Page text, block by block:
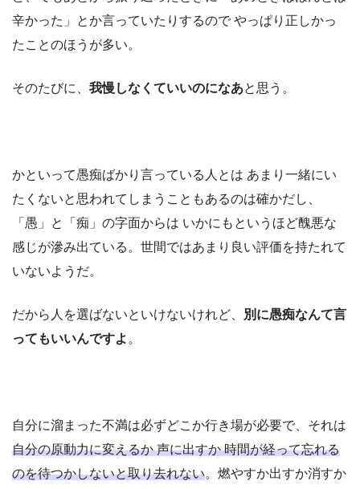
辛かった」とか言っていたりするので やっぱり正しかっ
たことのほうが多い。
そのたびに、 我慢しなくていいのになあと思う。
かといって愚痴ばかり言っている人とは あまり一緒にい
たくないと思われてしまうこともあるのは確かだし、
「愚」と「痴」の字面からは いかにもというほど醜悪な
感じが滲み出ている。世間ではあまり良い評価を持たれて
いないようだ。
だから人を選ばないといけないけれど、
別に愚痴なんて言
ってもいいんですよ 。
自分に溜まった不満は必ずどこか行き場が必要で、それは
自分の原動力に変えるか 声に出すか 時間が経って忘れる
のを待つかしないと取り去れない。燃やすか出すか消すか